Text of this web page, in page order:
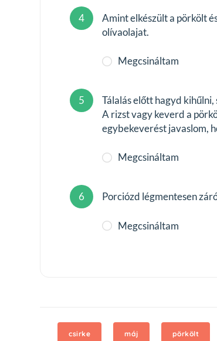
4
Amint elkészült a pörkölt
olívaolajat.
Megcsináltam
5
Tálalás előtt hagyd
A rizst vagy keverd a
egybekeverést javaslom,
Megcsináltam
6 Porciózd légmentesen
Megcsináltam
csirke máj pörkölt